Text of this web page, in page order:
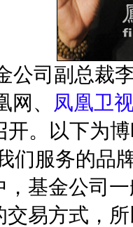
公司副总裁
、 凤凰卫
开。以下为
们服务的品
基金公司
易方式，